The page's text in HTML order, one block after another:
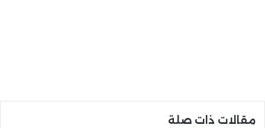
مقالات ذات صلة